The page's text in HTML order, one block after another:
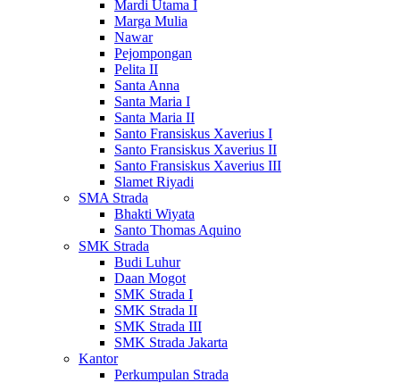
Mardi Utama I
Marga Mulia
Nawar
Pejompongan
Pelita II
Santa Anna
Santa Maria I
Santa Maria II
Santo Fransiskus Xaverius I
Santo Fransiskus Xaverius II
Santo Fransiskus Xaverius III
Slamet Riyadi
SMA Strada
Bhakti Wiyata
Santo Thomas Aquino
SMK Strada
Budi Luhur
Daan Mogot
SMK Strada I
SMK Strada II
SMK Strada III
SMK Strada Jakarta
Kantor
Perkumpulan Strada